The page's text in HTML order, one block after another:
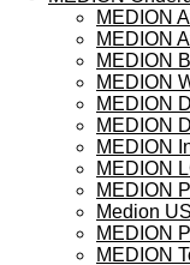
MEDION
MEDION
MEDION
MEDION
MEDION
MEDION
MEDION
MEDION
MEDION
Medion
MEDION
MEDION